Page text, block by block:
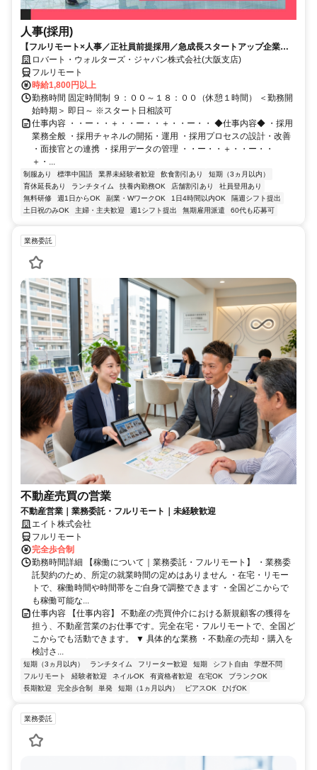
人事(採用)
【フルリモート×人事／正社員前提採用／急成長スタートアップ企業／
英語】Robert Walters
ロバート・ウォルターズ・ジャパン株式会社(大阪支店)
フルリモート
時給1,800円以上
勤務時間 固定時間制 ９：００～１８：００（休憩１時間） ＜勤務開
始時期＞ 即日～ ※スタート日相談可
仕事内容 ・・ー・・＋・・ー・・＋・・ー・・ ◆仕事内容◆ ・採用
業務全般 ・採用チャネルの開拓・運用 ・採用プロセスの設計・改善
・面接官との連携 ・採用データの管理 ・・ー・・＋・・ー・・
＋・...
制服あり 標準中国語 業界未経験者歓迎 飲食割引あり
短期（3ヵ月以内）
育休延長あり
ランチタイム 扶養内勤務OK 店舗割引あり
社員登用あり
無料研修
週1日からOK 副業・WワークOK 1日4時間以内OK
隔週シフト提出
土日祝のみOK
主婦・主夫歓迎 週1シフト提出 無期雇用派遣 60代も応募可
業務委託
不動産売買の営業
不動産営業｜業務委託・フルリモート｜未経験歓迎
エイト株式会社
フルリモート
完全歩合制
勤務時間詳細 【稼働について｜業務委託・フルリモート】 ・業務委
託契約のため、所定の就業時間の定めはありません ・在宅・リモー
トで、稼働時間や時間帯をご自身で調整できます ・全国どこからで
も稼働可能な...
仕事内容 【仕事内容】 不動産の売買仲介における新規顧客の獲得を
担う、不動産営業のお仕事です。完全在宅・フルリモートで、全国ど
こからでも活動できます。 ▼ 具体的な業務 ・不動産の売却・購入を
検討さ...
短期（3ヵ月以内） ランチタイム フリーター歓迎 短期 シフト自由
学歴不問
フルリモート
経験者歓迎 ネイルOK 有資格者歓迎 在宅OK
ブランクOK
長期歓迎
完全歩合制 単発 短期（1ヵ月以内） ピアスOK ひげOK
業務委託